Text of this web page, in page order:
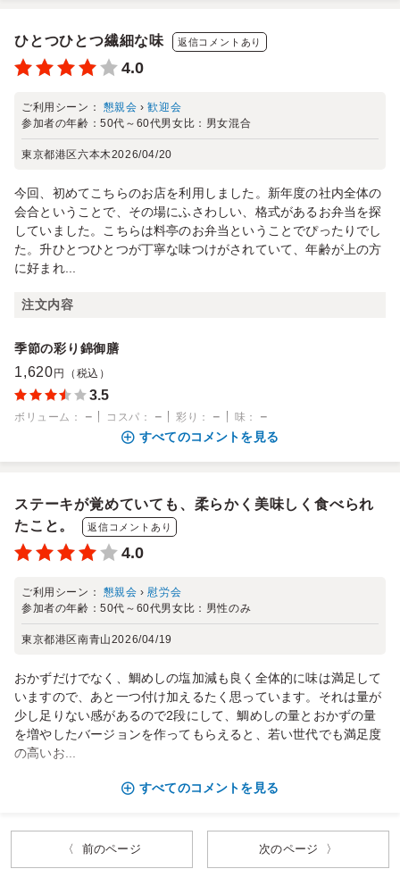
ひとつひとつ繊細な味 返信コメントあり
4.0
ご利用シーン： 懇親会 ›歓迎会
参加者の年齢：50代～60代男女比： 男女混合
東京都港区六本木2026/04/20
今回、初めてこちらのお店を利用しました。新年度の社内全体の
会合ということで、その場にふさわしい、格式があるお弁当を探
していました。こちらは料亭のお弁当ということでぴったりでし
た。升ひとつひとつが丁寧な味つけがされていて、年齢が上の方
に好まれ...
注文内容
季節の彩り錦御膳
1,620 円（税込）
3.5
ボリューム ： － コスパ ： － 彩り ： － 味 ：
－
すべてのコメントを見る
ステーキが覚めていても、柔らかく美味しく食べられ
たこと。
返信コメントあり
4.0
ご利用シーン： 懇親会 ›慰労会
参加者の年齢：50代～60代男女比： 男性のみ
東京都港区南青山2026/04/19
おかずだけでなく、鯛めしの塩加減も良く全体的に味は満足して
いますので、あと一つ付け加えるたく思っています。それは量が
少し足りない感があるので2段にして、鯛めしの量とおかずの量
を増やしたバージョンを作ってもらえると、若い世代でも満足度
の高いお...
すべてのコメントを見る
〈 前のページ 次のページ 〉